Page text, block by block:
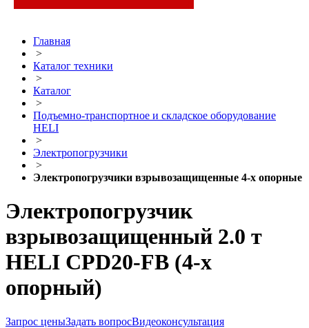
Главная
>
Каталог техники
>
Каталог
>
Подъемно-транспортное и складское оборудование
HELI
>
Электропогрузчики
>
Электропогрузчики взрывозащищенные 4-х опорные
Электропогрузчик
взрывозащищенный 2.0 т
HELI CPD20-FB (4-х
опорный)
Запрос ценыЗадать вопросВидеоконсультация